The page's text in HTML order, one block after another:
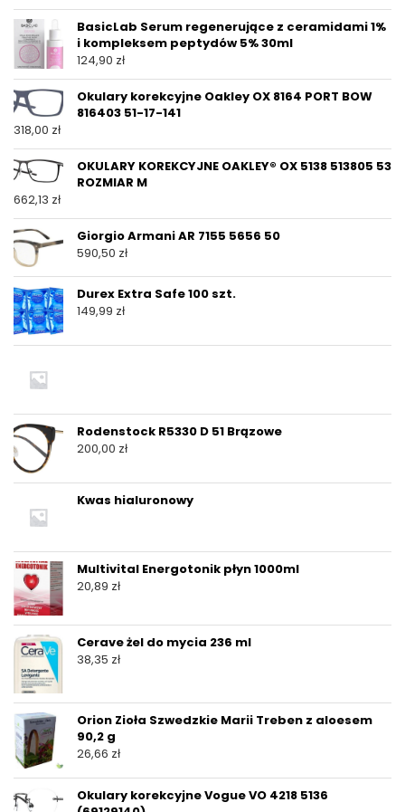
BasicLab Serum regenerujące z ceramidami 1%
i kompleksem peptydów 5% 30ml
124,90 zł
Okulary korekcyjne Oakley OX 8164 PORT BOW
816403 51-17-141
318,00 zł
OKULARY KOREKCYJNE OAKLEY® OX 5138 513805 53
ROZMIAR M
662,13 zł
Giorgio Armani AR 7155 5656 50
590,50 zł
Durex Extra Safe 100 szt.
149,99 zł
Rodenstock R5330 D 51 Brązowe
200,00 zł
Kwas hialuronowy
Multivital Energotonik płyn 1000ml
20,89 zł
Cerave żel do mycia 236 ml
38,35 zł
Orion Zioła Szwedzkie Marii Treben z aloesem
90,2 g
26,66 zł
Okulary korekcyjne Vogue VO 4218 5136